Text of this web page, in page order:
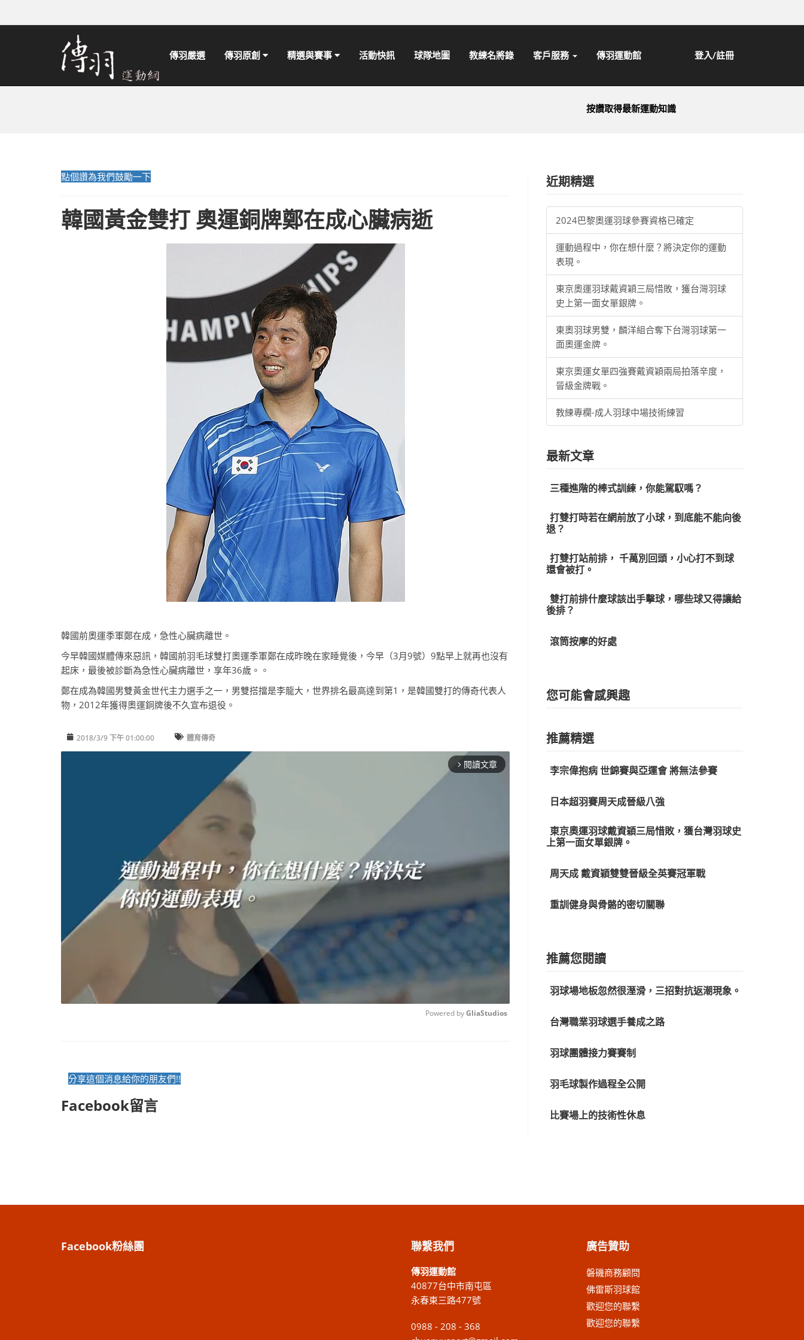
傳羽嚴選 傳羽原創 精選與賽事 活動快訊 球隊地圖 教練名將錄 客戶服務 傳羽運動館 登入/註冊
按讚取得最新運動知識
點個讚為我們鼓勵一下
韓國黃金雙打 奧運銅牌鄭在成心臟病逝
韓國前奧運季軍鄭在成，急性心臟病離世。
今早韓國媒體傳來惡訊，韓國前羽毛球雙打奧運季軍鄭在成昨晚在家睡覺後，今早（3月9號）9點早上就再也沒有
起床，最後被診斷為急性心臟病離世，享年36歲。。
鄭在成為韓國男雙黃金世代主力選手之一，男雙搭擋是李龍大，世界排名最高達到第1，是韓國雙打的傳奇代表人
物，2012年獲得奧運銅牌後不久宣布退役。
2018/3/9 下午 01:00:00 體育傳奇
arrow_forward_ios 閱讀文章
Powered by GliaStudios
分享這個消息給你的朋友們!!
Facebook留言
近期精選
2024巴黎奧運羽球參賽資格已確定
運動過程中，你在想什麼？將決定你的運動
表現。
東京奧運羽球戴資穎三局惜敗，獲台灣羽球
史上第一面女單銀牌。
東奧羽球男雙，麟洋組合奪下台灣羽球第一
面奧運金牌。
東京奧運女單四強賽戴資穎兩局拍落辛度，
晉級金牌戰。
教練專欄-成人羽球中場技術練習
最新文章
三種進階的棒式訓練，你能駕馭嗎？
打雙打時若在網前放了小球，到底能不能向後
退？
打雙打站前排， 千萬別回頭，小心打不到球
還會被打。
雙打前排什麼球該出手擊球，哪些球又得讓給
後排？
滾筒按摩的好處
您可能會感興趣
推薦精選
李宗偉抱病 世錦賽與亞運會 將無法參賽
日本超羽賽周天成晉級八強
東京奧運羽球戴資穎三局惜敗，獲台灣羽球史
上第一面女單銀牌。
周天成 戴資穎雙雙晉級全英賽冠軍戰
重訓健身與骨骼的密切關聯
推薦您閱讀
羽球場地板忽然很溼滑，三招對抗返潮現象。
台灣職業羽球選手養成之路
羽球團體接力賽賽制
羽毛球製作過程全公開
比賽場上的技術性休息
Facebook粉絲團 聯繫我們
傳羽運動館
40877台中市南屯區
永春東三路477號
0988 - 208 - 368
廣告贊助
磐磯商務顧問
佛雷斯羽球館
歡迎您的聯繫
歡迎您的聯繫